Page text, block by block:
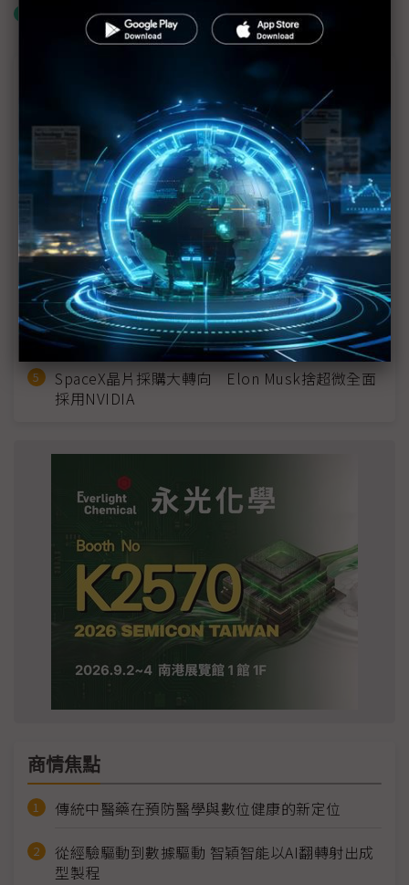
什麼是「關鍵字追蹤」
MLCC訂單過熱、出貨比創高 村田示警全球AI基
建熱潮將趨緩
2027全年記憶體產能提前售罄 買家「祕而不
宣」只怕買不夠
英特爾EMIB良率達標 聯發科第2代ASIC產品
2028準時量產
光進銅退更明確？ 聯發科估SerDes 448G為銅
線「最終戰場」
SpaceX晶片採購大轉向 Elon Musk捨超微全面
採用NVIDIA
商情焦點
傳統中醫藥在預防醫學與數位健康的新定位
從經驗驅動到數據驅動 智穎智能以AI翻轉射出成
型製程